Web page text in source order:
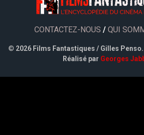
CONTACTEZ-NOUS / QUI
© 2026 Films Fantastiques / Gilles Penso.
Réalisé par Georges